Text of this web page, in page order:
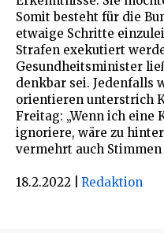
Somit besteht für die
etwaige Schritte
Strafen exekutiert
Gesundheitsminister
denkbar sei. Jedenfalls
orientieren unterstrich
Freitag: „Wenn ich
ignoriere, wäre zu
vermehrt auch
18.2.2022 Redaktion